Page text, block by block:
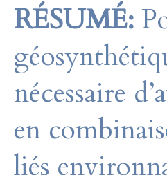
RÉSUMÉ:
nécessaire
en
liés